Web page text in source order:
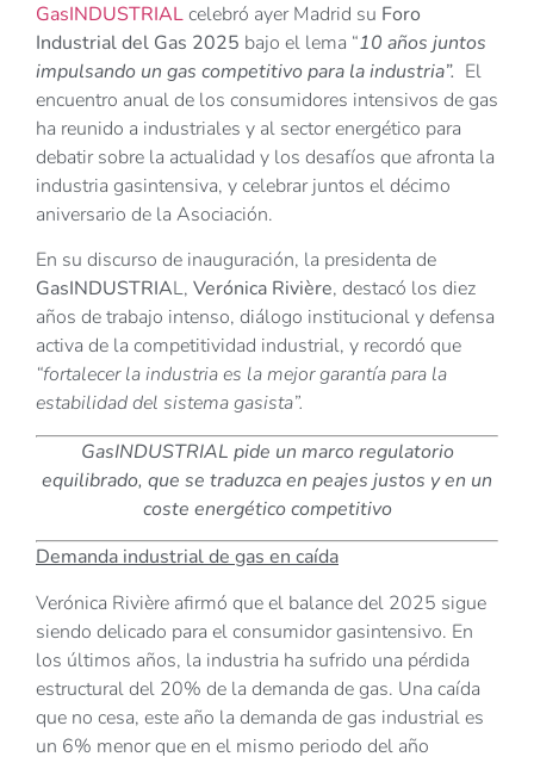
GasINDUSTRIALcelebró ayer Madrid su Foro
Industrial del Gas 2025 bajo el lema “10 años juntos
impulsando un gas competitivo para la industria”. El
encuentro anual de los consumidores intensivos de gas
ha reunido a industriales y al sector energético para
debatir sobre la actualidad y los desafíos que afronta la
industria gasintensiva, y celebrar juntos el décimo
aniversario de la Asociación.
En su discurso de inauguración, la presidenta de
GasINDUSTRIAL, Verónica Rivière, destacó los diez
años de trabajo intenso, diálogo institucional y defensa
activa de la competitividad industrial, y recordó que
“fortalecer la industria es la mejor garantía para la
estabilidad del sistema gasista”.
GasINDUSTRIAL pide un marco regulatorio
equilibrado, que se traduzca en peajes justos y en un
coste energético competitivo
Demanda industrial de gas en caída
Verónica Rivière afirmó que el balance del 2025 sigue
siendo delicado para el consumidor gasintensivo. En
los últimos años, la industria ha sufrido una pérdida
estructural del 20% de la demanda de gas. Una caída
que no cesa, este año la demanda de gas industrial es
un 6% menor que en el mismo periodo del año